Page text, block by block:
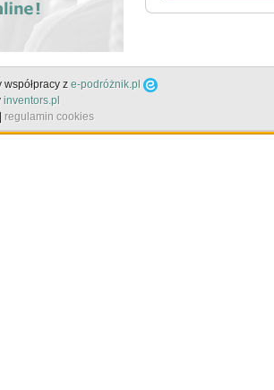
z e-podróżnik.pl
inventors.pl
regulamin cookies